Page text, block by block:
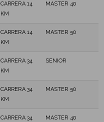
CARRERA 14
KM
MASTER 40
CARRERA 14
KM
MASTER 50
CARRERA 34
KM
SENIOR
CARRERA 34
KM
MASTER 50
CARRERA 34
MASTER 40